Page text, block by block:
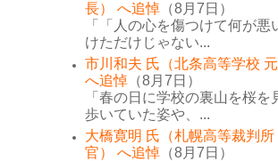
長） へ追悼 （8月7日）
「「人の心を傷つけて何が悪
けただけじゃない...
市川和夫 氏（北条高等学校 元
へ追悼 （8月7日）
「春の日に学校の裏山を桜を
歩いていた姿や、...
大橋寛明 氏（札幌高等裁判所
官） へ追悼 （8月7日）